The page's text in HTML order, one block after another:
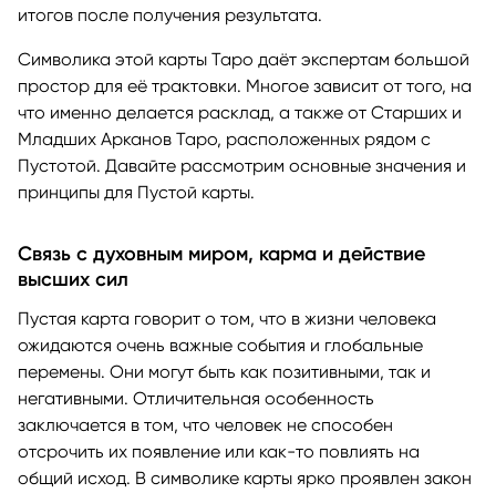
итогов после получения результата.
Символика этой карты Таро даёт экспертам большой
простор для её трактовки. Многое зависит от того, на
что именно делается расклад, а также от Старших и
Младших Арканов Таро, расположенных рядом с
Пустотой. Давайте рассмотрим основные значения и
принципы для Пустой карты.
Связь с духовным миром, карма и действие
высших сил
Пустая карта говорит о том, что в жизни человека
ожидаются очень важные события и глобальные
перемены. Они могут быть как позитивными, так и
негативными. Отличительная особенность
заключается в том, что человек не способен
отсрочить их появление или как-то повлиять на
общий исход. В символике карты ярко проявлен закон